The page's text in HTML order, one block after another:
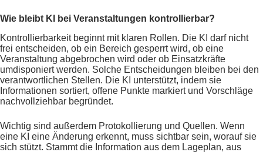
Wie bleibt KI bei Veranstaltungen kontrollierbar?
Kontrollierbarkeit beginnt mit klaren Rollen. Die KI darf nicht
frei entscheiden, ob ein Bereich gesperrt wird, ob eine
Veranstaltung abgebrochen wird oder ob Einsatzkräfte
umdisponiert werden. Solche Entscheidungen bleiben bei den
verantwortlichen Stellen. Die KI unterstützt, indem sie
Informationen sortiert, offene Punkte markiert und Vorschläge
nachvollziehbar begründet.
Wichtig sind außerdem Protokollierung und Quellen. Wenn
eine KI eine Änderung erkennt, muss sichtbar sein, worauf sie
sich stützt. Stammt die Information aus dem Lageplan, aus